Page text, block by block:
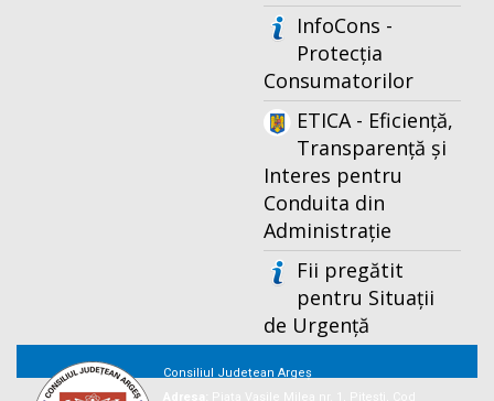
InfoCons -
Protecția
Consumatorilor
ETICA - Eficiență,
Transparență și
Interes pentru
Conduita din
Administrație
Fii pregătit
pentru Situații
de Urgență
Consiliul Județean Argeș